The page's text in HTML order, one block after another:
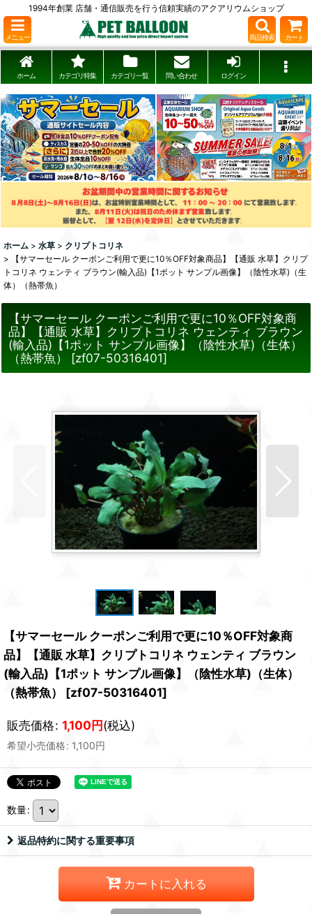
1994年創業 店舗・通信販売を行う信頼実績のアクアリウムショップ
メニュー 商品検索 カート
ホーム カテゴリ特集 カテゴリ一覧 問い合わせ ログイン
ホーム > 水草 > クリプトコリネ
>
【サマーセール クーポンご利用で更に10％OFF対象商品】【通販 水草】クリプ
トコリネ ウェンティ ブラウン(輸入品)【1ポット サンプル画像】（陰性水草)（生
体）（熱帯魚）
【サマーセール クーポンご利用で更に10％OFF対象商
品】【通販 水草】クリプトコリネ ウェンティ ブラウン
(輸入品)【1ポット サンプル画像】（陰性水草)（生体）
（熱帯魚）
[zf07-50316401]
【サマーセール クーポンご利用で更に10％OFF対象商
品】【通販 水草】クリプトコリネ ウェンティ ブラウン
(輸入品)【1ポット サンプル画像】（陰性水草)（生体）
（熱帯魚）
[zf07-50316401]
販売価格: 1,100円(税込)
希望小売価格: 1,100円
数量:
返品特約に関する重要事項
カートに入れる